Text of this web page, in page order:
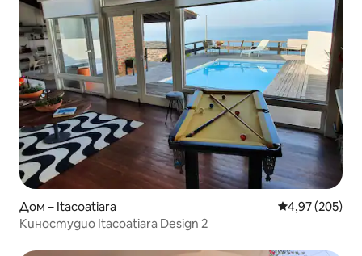
Дом – Itacoatiara Средна
4,97 (205)
Киностудио Itacoatiara Design 2